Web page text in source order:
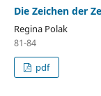
Die Zeichen der
Regina Polak
81-84
pdf